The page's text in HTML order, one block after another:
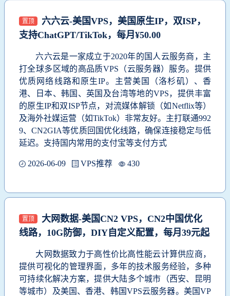
置顶
六六云-美国VPS，美国原生IP，双ISP，
支持ChatGPT/TikTok，每月¥50.00
六六云是一家成立于2020年的国人云服务商，主
打全球多区域的高品质VPS（云服务器）服务。提供
优质网络线路和原生IP。主营美国（洛杉矶）、香
港、日本、韩国、英国及台湾等地的VPS，提供丰富
的原生IP和双ISP节点，对流媒体解锁（如Netflix等）
及海外社媒运营（如TikTok）非常友好。主打联通992
9、CN2GIA等优质回国优化线路，确保连接稳定与低
延迟。支持国内常用的支付宝等支付方式
2026-06-09 VPS推荐 430
置顶
大网数据-美国CN2 VPS，CN2中国优化
线路，10G防御，DIY自定义配置，每月39元起
大网数据致力于高性价比高性能云计算供应商，
提供可视化的管理界面，多年的技术服务经验，多种
可持续化解决方案，提供大陆多个城市（西安、昆明
等城市）及美国、香港、韩国VPS云服务器。美国VP